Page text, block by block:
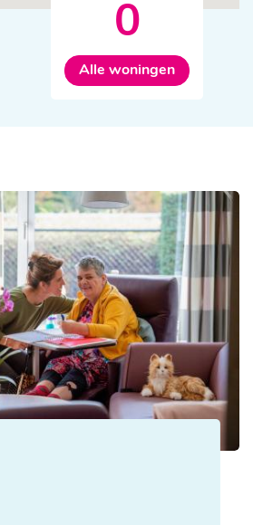
0
Alle woningen